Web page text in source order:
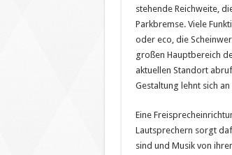
stehende Reichweite,
Parkbremse. Viele
oder eco, die
großen Hauptbereich
aktuellen Standort
Gestaltung lehnt sich
Eine
Lautsprechern sorgt
sind und Musik von